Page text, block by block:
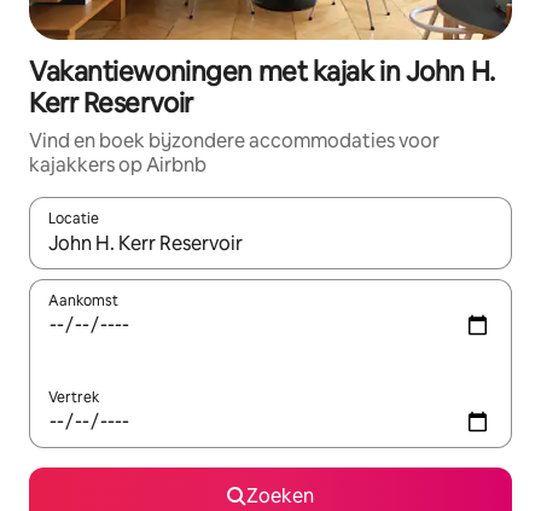
Vakantiewoningen met kajak in John H.
Kerr Reservoir
Vind en boek bijzondere accommodaties voor
kajakkers op Airbnb
Locatie
Wanneer er suggesties beschikbaar zijn, maak je een keuze
Aankomst
Vertrek
Zoeken